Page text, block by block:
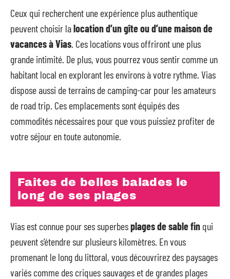
Ceux qui recherchent une expérience plus authentique
peuvent choisir lalocation d’un gîte ou d’une maison de
vacances à Vias. Ces locations vous offriront une plus
grande intimité. De plus, vous pourrez vous sentir comme un
habitant local en explorant les environs à votre rythme. Vias
dispose aussi de terrains de camping-car pour les amateurs
de road trip. Ces emplacements sont équipés des
commodités nécessaires pour que vous puissiez profiter de
votre séjour en toute autonomie.
Faites de belles balades le
long de ses plages
Vias est connue pour ses superbesplages de sable fin qui
peuvent s’étendre sur plusieurs kilomètres. En vous
promenant le long du littoral, vous découvrirez des paysages
variés comme des criques sauvages et de grandes plages